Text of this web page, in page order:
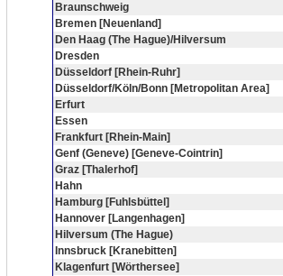
Braunschweig
Bremen [Neuenland]
Den Haag (The Hague)/Hilversum
Dresden
Düsseldorf [Rhein-Ruhr]
Düsseldorf/Köln/Bonn [Metropolitan Area]
Erfurt
Essen
Frankfurt [Rhein-Main]
Genf (Geneve) [Geneve-Cointrin]
Graz [Thalerhof]
Hahn
Hamburg [Fuhlsbüttel]
Hannover [Langenhagen]
Hilversum (The Hague)
Innsbruck [Kranebitten]
Klagenfurt [Wörthersee]